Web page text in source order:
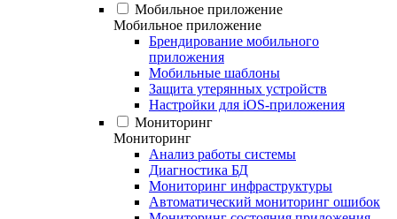
Мобильное приложение
Мобильное приложение
Брендирование мобильного
приложения
Мобильные шаблоны
Защита утерянных устройств
Настройки для iOS-приложения
Мониторинг
Мониторинг
Анализ работы системы
Диагностика БД
Мониторинг инфраструктуры
Автоматический мониторинг ошибок